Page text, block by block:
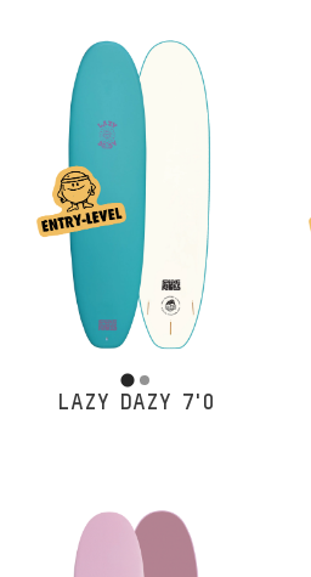
LAZY DAZY 7'0